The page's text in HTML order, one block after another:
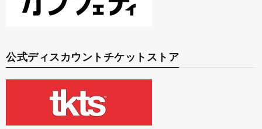
公式ディスカウントチケットストア